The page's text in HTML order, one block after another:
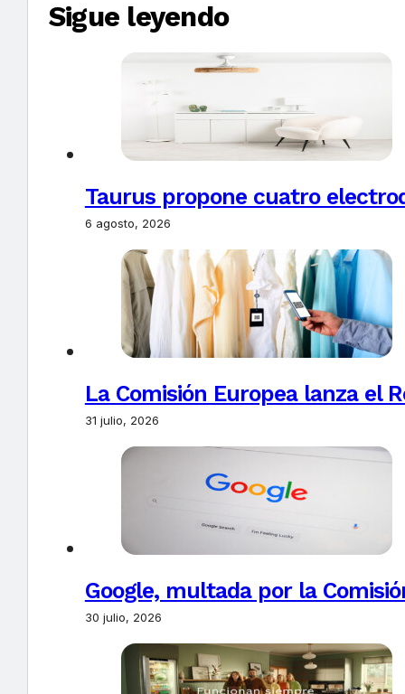
Sigue leyendo
Taurus propone cuatro
6 agosto, 2026
La Comisión Europea lanza el
31 julio, 2026
Google, multada por la
30 julio, 2026